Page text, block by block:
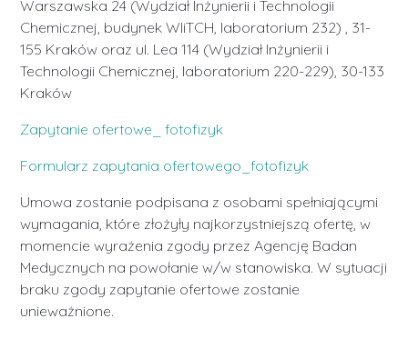
Warszawska 24 (Wydział Inżynierii i Technologii
Chemicznej, budynek WIiTCH, laboratorium 232) , 31-
155 Kraków oraz ul. Lea 114 (Wydział Inżynierii i
Technologii Chemicznej, laboratorium 220-229), 30-133
Kraków
Zapytanie ofertowe_ fotofizyk
Formularz zapytania ofertowego_fotofizyk
Umowa zostanie podpisana z osobami spełniającymi
wymagania, które złożyły najkorzystniejszą ofertę, w
momencie wyrażenia zgody przez Agencję Badan
Medycznych na powołanie w/w stanowiska. W sytuacji
braku zgody zapytanie ofertowe zostanie
unieważnione.